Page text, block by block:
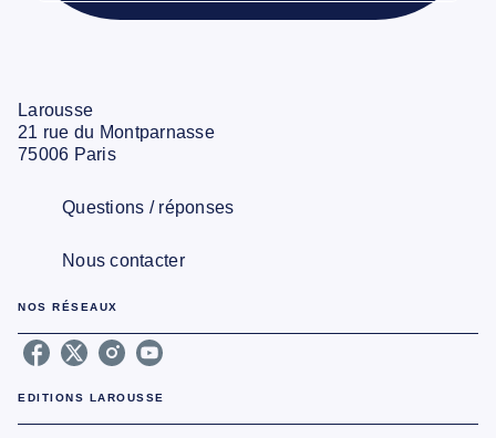
Larousse
21 rue du Montparnasse
75006 Paris
Questions / réponses
Nous contacter
NOS RÉSEAUX
EDITIONS LAROUSSE